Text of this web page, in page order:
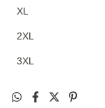
XL
2XL
3XL